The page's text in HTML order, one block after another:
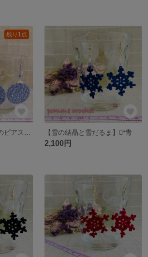
残り1点
【雪の結晶と雪だるま】*青
2,100円